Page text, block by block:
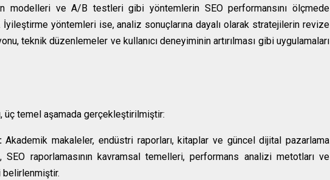
modelleri ve A/B testleri gibi yöntemlerin SEO performansını ölçmede
İyileştirme yöntemleri ise, analiz sonuçlarına dayalı olarak stratejilerin revize
teknik düzenlemeler ve kullanıcı deneyiminin artırılması gibi uygulamaları
üç temel aşamada gerçekleştirilmiştir:
Akademik makaleler, endüstri raporları, kitaplar ve güncel dijital pazarlama
SEO raporlamasının kavramsal temelleri, performans analizi metotları ve